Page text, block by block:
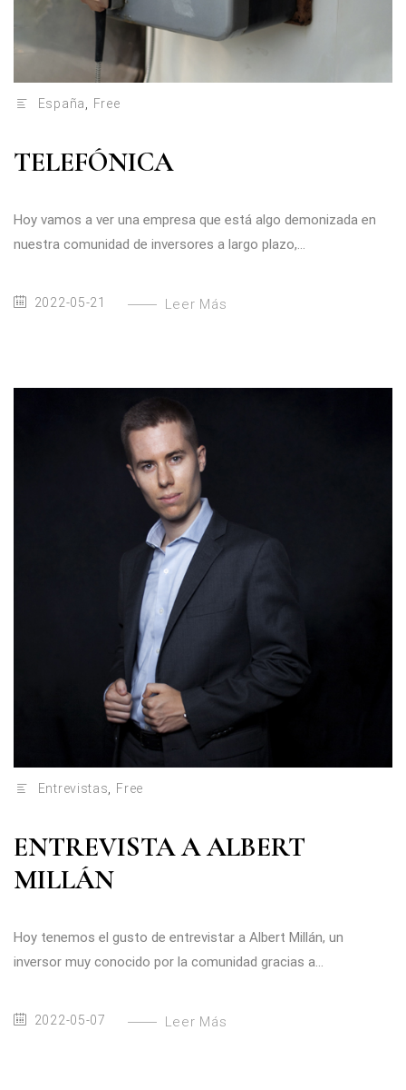
España Free
TELEFÓNICA
Hoy vamos a ver una empresa que está algo demonizada en
nuestra comunidad de inversores a largo plazo,...
2022-05-21 Leer Más
Entrevistas Free
ENTREVISTA A ALBERT
MILLÁN
Hoy tenemos el gusto de entrevistar a Albert Millán, un
inversor muy conocido por la comunidad gracias a...
2022-05-07 Leer Más